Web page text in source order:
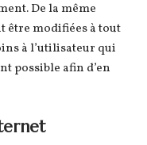
De la même
être modifiées à tout
à l’utilisateur qui
possible afin d’en